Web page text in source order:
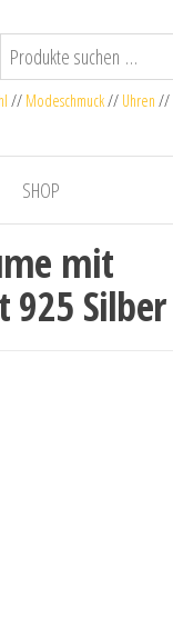
// Modeschmuck// Uhren //
SHOP
mit
925 Silber